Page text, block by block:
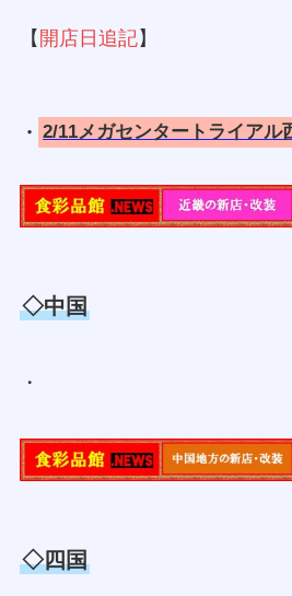
【 開店日追記】
・ 2/11メガセンタートライアル
◇中国
・
◇四国